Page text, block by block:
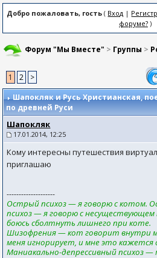
Добро пожаловать, гость ( Вход |
форуме?)
Форум "Мы Вместе" > Группы >
1 2
>
Шапокляк и Русь Христианская,
по древней Руси
Шапокляк
17.01.2014, 12:25
Кому интересны путешествия
приглашаю
--------------------
Острый психоз — я говорю с котом.
психоз — я говорю с
боюсь сболтнуть лишнего при коте.
Шизофрения — кот говорит внутри
меня игнорирует, и мне это
Маниакально-депрессивный психоз